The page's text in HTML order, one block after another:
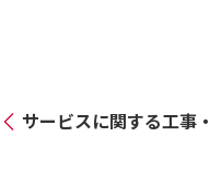
サービスに関する工事